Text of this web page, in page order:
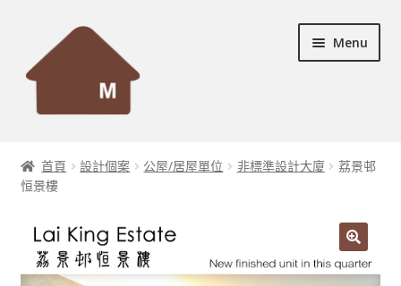
navigation
content
Menu
設計個案
menu
服務及產品
Expand
child
menu
首頁 設計個案 公屋/居屋單位 非標準設計大廈
荔景邨
恒景樓